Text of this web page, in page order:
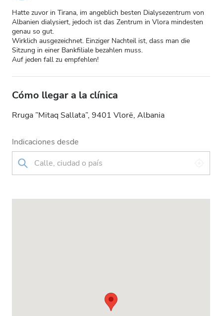
Hatte zuvor in Tirana, im angeblich besten Dialysezentrum von
Albanien dialysiert, jedoch ist das Zentrum in Vlora mindesten
genau so gut.
Wirklich ausgezeichnet. Einziger Nachteil ist, dass man die
Sitzung in einer Bankfiliale bezahlen muss.
Auf jeden fall zu empfehlen!
Cómo llegar a la clínica
Rruga ”Mitaq Sallata”, 9401 Vlorë, Albania
Indicaciones desde